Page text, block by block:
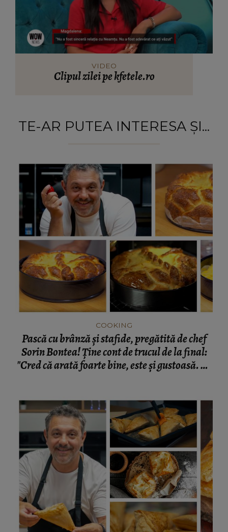
VIDEO
Clipul zilei pe kfetele.ro
TE-AR PUTEA INTERESA ȘI...
COOKING
Pască cu brânză și stafide, pregătită de chef
Sorin Bontea! Ține cont de trucul de la final:
"Cred că arată foarte bine, este și gustoasă. Să